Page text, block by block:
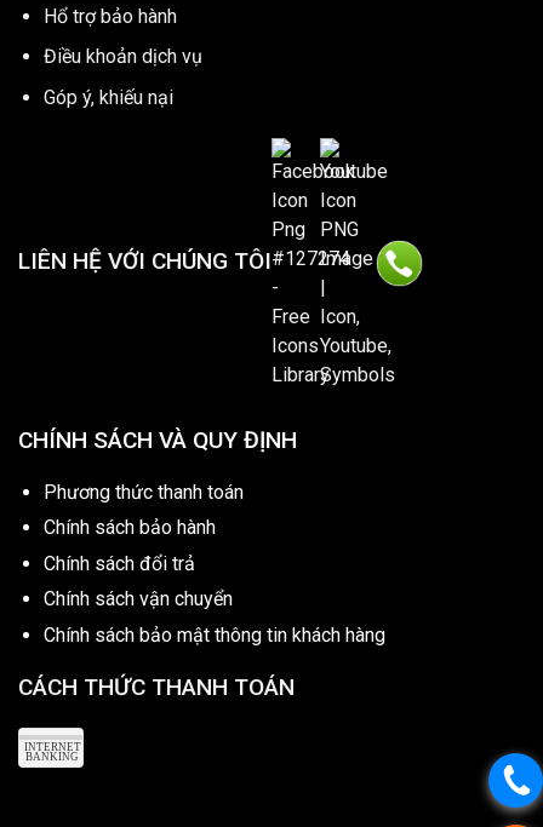
Hổ trợ bảo hành
Điều khoản dịch vụ
Góp ý, khiếu nại
LIÊN HỆ VỚI CHÚNG TÔI
CHÍNH SÁCH VÀ QUY ĐỊNH
Phương thức thanh toán
Chính sách bảo hành
Chính sách đổi trả
Chính sách vận chuyển
Chính sách bảo mật thông tin khách hàng
CÁCH THỨC THANH TOÁN